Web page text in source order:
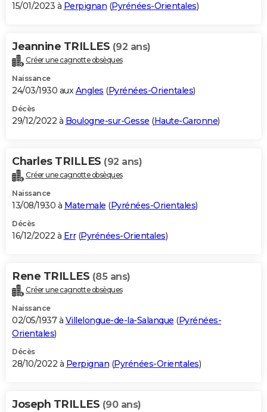
15/01/2023 à Perpignan (Pyrénées-Orientales)
Jeannine TRILLES (92 ans)
Créer une cagnotte obsèques
Naissance
24/03/1930 auxAngles (Pyrénées-Orientales)
Décès
29/12/2022 à Boulogne-sur-Gesse (Haute-Garonne)
Charles TRILLES (92 ans)
Créer une cagnotte obsèques
Naissance
13/08/1930 à Matemale (Pyrénées-Orientales)
Décès
16/12/2022 à Err(Pyrénées-Orientales)
Rene TRILLES (85 ans)
Créer une cagnotte obsèques
Naissance
02/05/1937 à Villelongue-de-la-Salanque (Pyrénées-
Orientales)
Décès
28/10/2022 à Perpignan (Pyrénées-Orientales)
Joseph TRILLES (90 ans)